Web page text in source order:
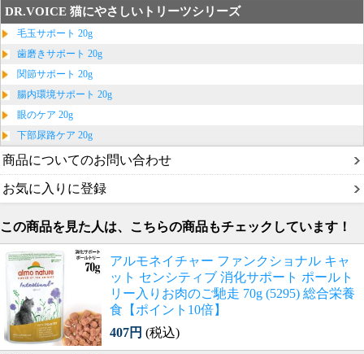
DR.VOICE 猫にやさしいトリーツシリーズ
毛玉サポート 20g
歯磨きサポート 20g
関節サポート 20g
腸内環境サポート 20g
眼のケア 20g
下部尿路ケア 20g
商品についてのお問い合わせ
お気に入りに登録
この商品を見た人は、こちらの商品もチェックしています！
アルモネイチャー ファンクショナル キャ
ット センシティブ 消化サポート ポールト
リー入りお肉のご馳走 70g (5295) 総合栄養
食【ポイント10倍】
407円 (税込)